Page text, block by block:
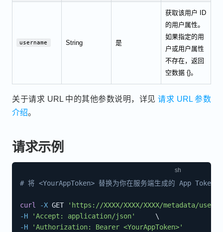
username String 是
获取该用户 ID
的用户属性。
如果指定的用
户或用户属性
不存在，返回
空数据 {}。
关于请求 URL 中的其他参数说明，详见请求 URL 参数
介绍。
请求示例
# 将 <YourAppToken> 替换为你在服务端生成的 App Token
curl -X GET
'https://XXXX/XXXX/XXXX/metadata/user/
-H
'Accept: application/json'
\
-H
'Authorization: Bearer <YourAppToken>'